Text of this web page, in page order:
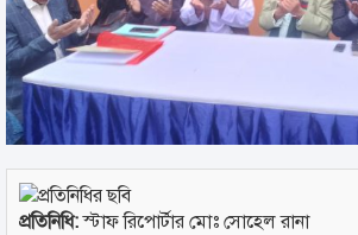
প্রতিনিধি:স্টাফ রিপোর্টার মোঃ সোহেল রানা